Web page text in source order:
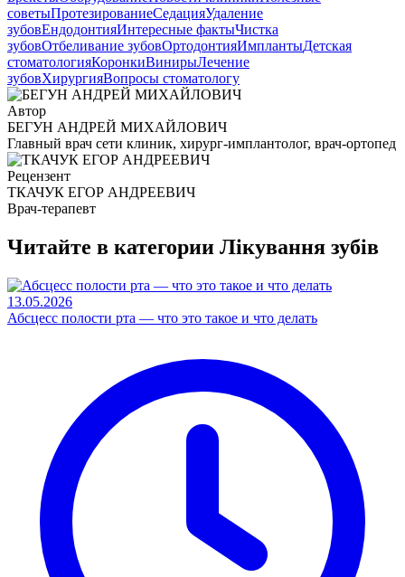
советыПротезированиеСедацияУдаление
зубовЕндодонтияИнтересные фактыЧистка
зубовОтбеливание зубовОртодонтияИмплантыДетская
стоматологияКоронкиВинирыЛечение
зубовХирургияВопросы стоматологу
Автор
БЕГУН АНДРЕЙ МИХАЙЛОВИЧ
Главный врач сети клиник, хирург-имплантолог, врач-ортопед
Рецензент
ТКАЧУК ЕГОР АНДРЕЕВИЧ
Врач-терапевт
Читайте в категории Лікування зубів
13.05.2026
Абсцесс полости рта — что это такое и что делать